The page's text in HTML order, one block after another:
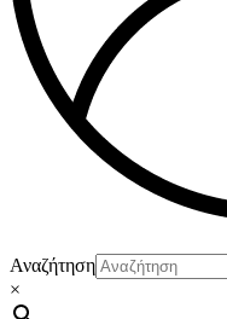
Αναζήτηση
×